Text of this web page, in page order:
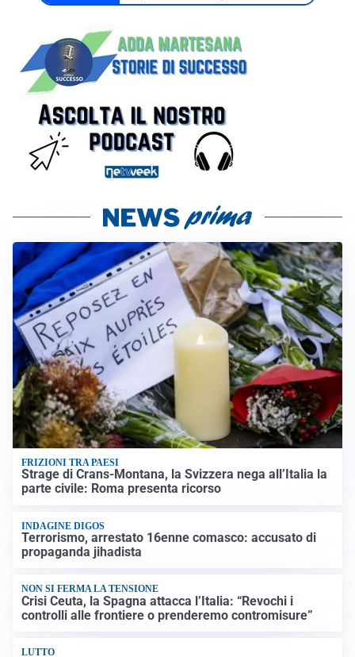
FRIZIONI TRA PAESI
Strage di Crans-Montana, la Svizzera nega all’Italia la
parte civile: Roma presenta ricorso
INDAGINE DIGOS
Terrorismo, arrestato 16enne comasco: accusato di
propaganda jihadista
NON SI FERMA LA TENSIONE
Crisi Ceuta, la Spagna attacca l’Italia: “Revochi i
controlli alle frontiere o prenderemo contromisure”
LUTTO